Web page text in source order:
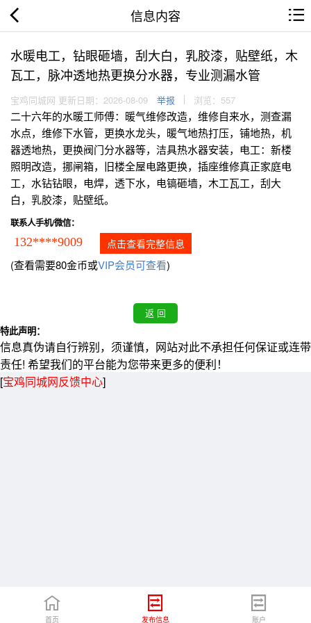
信息内容
水暖电工，钻眼砸墙，刮大白，乳胶漆，贴壁纸，木
瓦工，脉冲透地热更换分水器，专业测漏水管
宝鸡同城网 更新日期：2026-08-09 举报 浏览：557
二十六年的水暖工师傅：暖气维修改造，维修自来水，测查漏
水点，维修下水管，更换水龙头，暖气地热打压，铺地热，机
器透地热，更换阀门分水器等，洁具热水器安装，电工：新楼
照明改造，挪闸箱，旧楼全屋电路更换，插座维修真正家庭电
工，水钻钻眼，电焊，透下水，电镐砸墙，木工瓦工，刮大
白，乳胶漆，贴壁纸。
联系人手机/微信：
132****9009 点击查看完整信息
(查看需要80金币或VIP会员可查看)
特此声明：
信息真伪请自行辨别，须谨慎，网站对此不承担任何保证或连带
责任! 希望我们的平台能为您带来更多的便利！
[宝鸡同城网反馈中心]
首页 发布信息 账户